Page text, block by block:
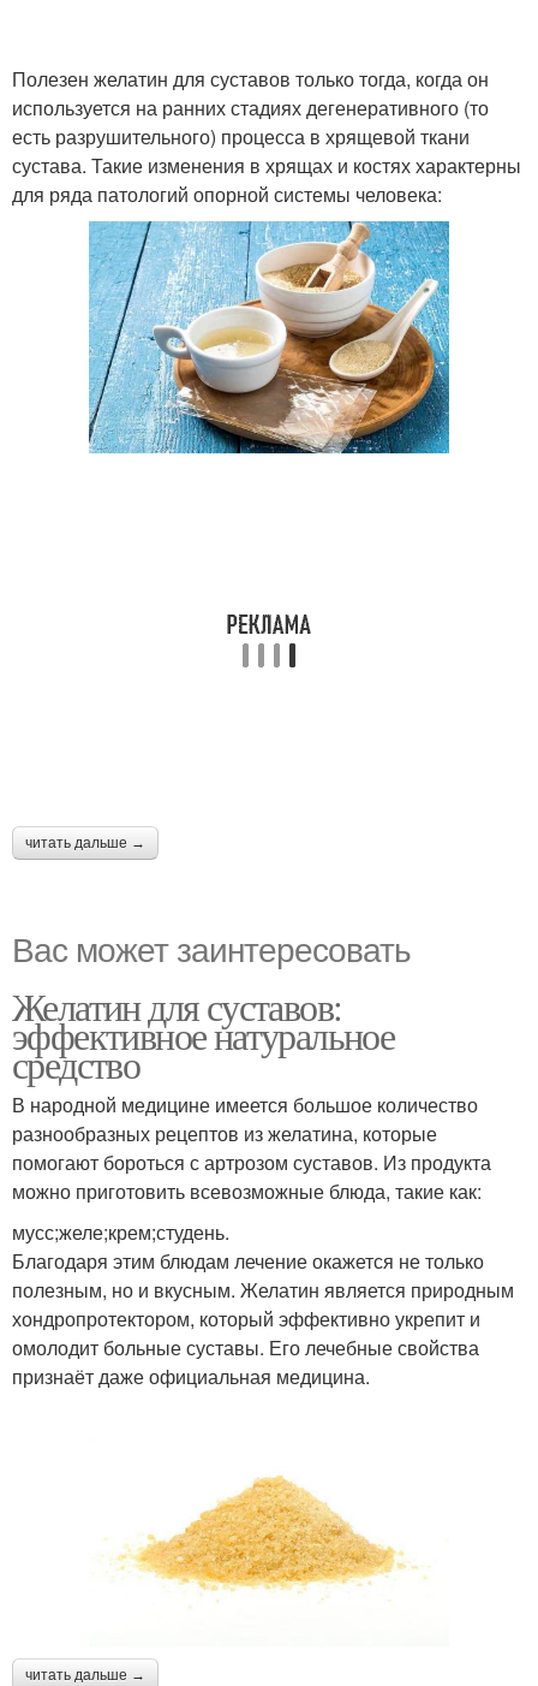
Полезен желатин для суставов только тогда, когда он
используется на ранних стадиях дегенеративного (то
есть разрушительного) процесса в хрящевой ткани
сустава. Такие изменения в хрящах и костях характерны
для ряда патологий опорной системы человека:
читать дальше →
Вас может заинтересовать
Желатин для суставов:
эффективное натуральное
средство
В народной медицине имеется большое количество
разнообразных рецептов из желатина, которые
помогают бороться с артрозом суставов. Из продукта
можно приготовить всевозможные блюда, такие как:
мусс;желе;крем;студень.
Благодаря этим блюдам лечение окажется не только
полезным, но и вкусным. Желатин является природным
хондропротектором, который эффективно укрепит и
омолодит больные суставы. Его лечебные свойства
признаёт даже официальная медицина.
читать дальше →